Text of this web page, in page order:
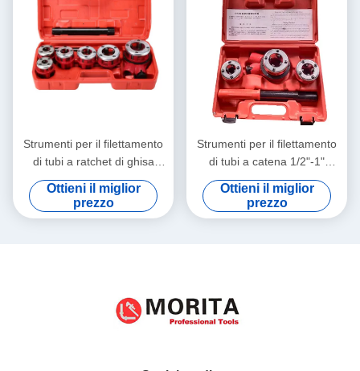
Strumenti per il filettamento
di tubi a ratchet di ghisa
malleabile da 1/4"-1-1/4" per
il filettamento di tubi di gas o
di tubi di ferro zincato
Ottieni il miglior
prezzo
Strumenti per il filettamento
di tubi a catena 1/2"-1"
catena di ghisa malleabile
per il filettamento di tubi di
gas o di tubi di ferro zincato
Ottieni il miglior
prezzo